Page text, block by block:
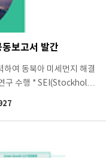
보고서 발간
여 동북아 미세먼지 해결
구 수행 * SEI(Stockholm
of Pennsylvania 성과 개
우수연구성과 확산 주요